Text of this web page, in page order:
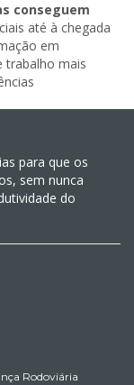
conseguem
até à chegada
em
trabalho mais
para que os
sem nunca
do
Rodoviária